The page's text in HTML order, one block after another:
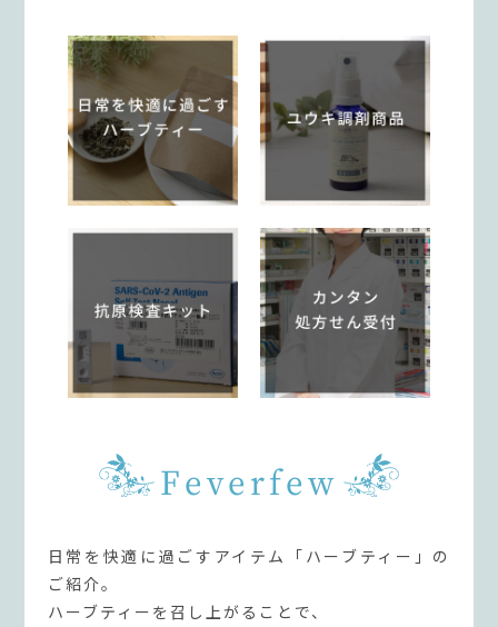
Feverfew
日常を快適に過ごすアイテム「ハーブティー」の
ご紹介。
ハーブティーを召し上がることで、